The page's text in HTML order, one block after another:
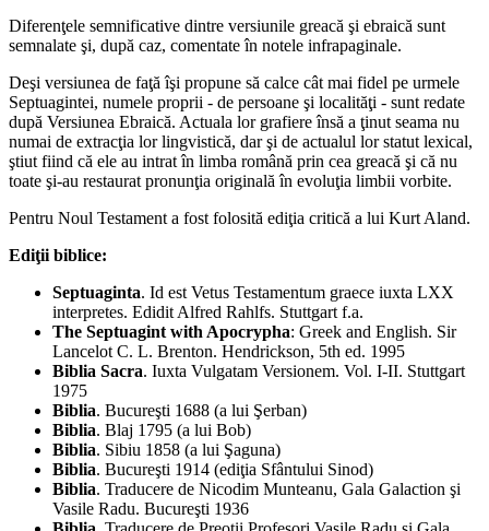
Diferenţele semnificative dintre versiunile greacă şi ebraică sunt
semnalate şi, după caz, comentate în notele infrapaginale.
Deşi versiunea de faţă îşi propune să calce cât mai fidel pe urmele
Septuagintei, numele proprii - de persoane şi localităţi - sunt redate
după Versiunea Ebraică. Actuala lor grafiere însă a ţinut seama nu
numai de extracţia lor lingvistică, dar şi de actualul lor statut lexical,
ştiut fiind că ele au intrat în limba română prin cea greacă şi că nu
toate şi-au restaurat pronunţia originală în evoluţia limbii vorbite.
Pentru Noul Testament a fost folosită ediţia critică a lui Kurt Aland.
Ediţii biblice:
Septuaginta. Id est Vetus Testamentum graece iuxta LXX
interpretes. Edidit Alfred Rahlfs. Stuttgart f.a.
The Septuagint with Apocrypha: Greek and English. Sir
Lancelot C. L. Brenton. Hendrickson, 5th ed. 1995
Biblia Sacra. Iuxta Vulgatam Versionem. Vol. I-II. Stuttgart
1975
Biblia. Bucureşti 1688 (a lui Şerban)
Biblia. Blaj 1795 (a lui Bob)
Biblia. Sibiu 1858 (a lui Şaguna)
Biblia. Bucureşti 1914 (ediţia Sfântului Sinod)
Biblia. Traducere de Nicodim Munteanu, Gala Galaction şi
Vasile Radu. Bucureşti 1936